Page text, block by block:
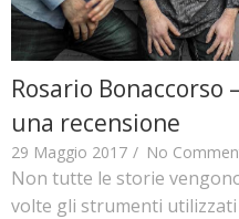
Rosario Bonaccorso
una recensione
29 Maggio 2017 / No
Non tutte le storie
volte gli strumenti